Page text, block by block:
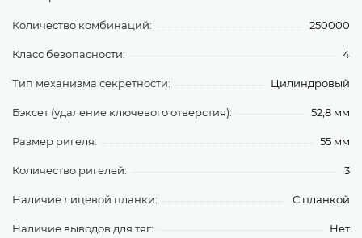
Количество комбинаций: 250000
Класс безопасности: 4
Тип механизма секретности: Цилиндровый
Бэксет (удаление ключевого отверстия): 52,8 мм
Размер ригеля: 55 мм
Количество ригелей: 3
Наличие лицевой планки: С планкой
Наличие выводов для тяг: Нет